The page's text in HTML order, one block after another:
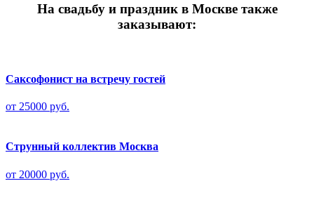
На свадьбу и праздник в Москве также
заказывают:
Саксофонист на встречу гостей
от 25000 руб.
Струнный коллектив Москва
от 20000 руб.